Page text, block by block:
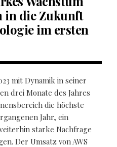
in die Zukunft
im ersten
mit Dynamik in seiner
drei Monate des Jahres
die höchste
Jahr, ein
starke Nachfrage
Der Umsatz von AWS